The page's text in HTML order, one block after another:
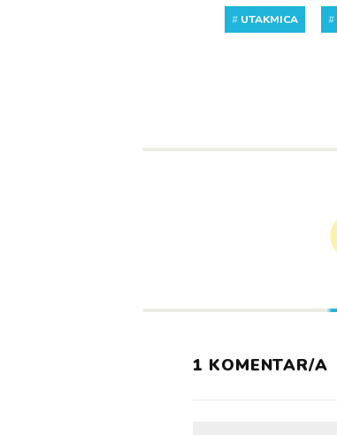
# UTAKMICA #
1 KOMENTAR/A